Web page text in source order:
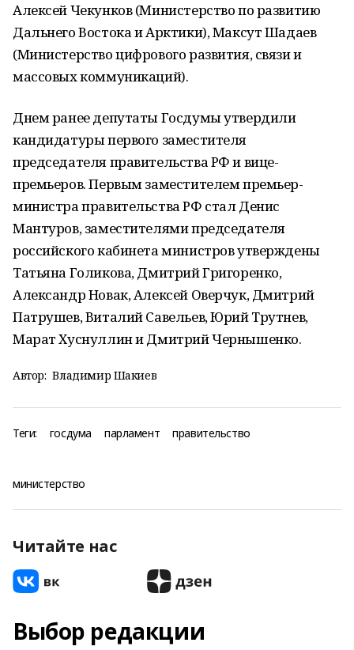
Алексей Чекунков (Министерство по развитию
Дальнего Востока и Арктики), Максут Шадаев
(Министерство цифрового развития, связи и
массовых коммуникаций).
Днем ранее депутаты Госдумы утвердили
кандидатуры первого заместителя
председателя правительства РФ и вице-
премьеров. Первым заместителем премьер-
министра правительства РФ стал Денис
Мантуров, заместителями председателя
российского кабинета министров утверждены
Татьяна Голикова, Дмитрий Григоренко,
Александр Новак, Алексей Оверчук, Дмитрий
Патрушев, Виталий Савельев, Юрий Трутнев,
Марат Хуснуллин и Дмитрий Чернышенко.
Автор: Владимир Шакиев
Теги: госдума парламент правительство
министерство
Читайте нас
Выбор редакции